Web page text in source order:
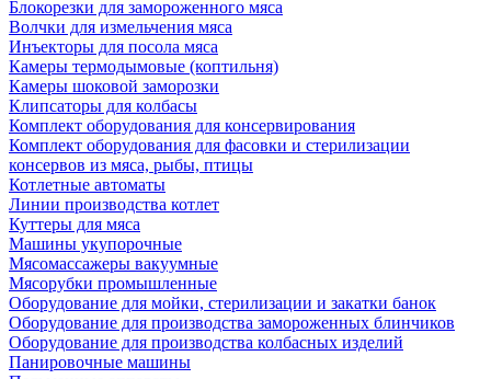
Блокорезки для замороженного мяса
Волчки для измельчения мяса
Инъекторы для посола мяса
Камеры термодымовые (коптильня)
Камеры шоковой заморозки
Клипсаторы для колбасы
Комплект оборудования для консервирования
Комплект оборудования для фасовки и стерилизации
консервов из мяса, рыбы, птицы
Котлетные автоматы
Линии производства котлет
Куттеры для мяса
Машины укупорочные
Мясомассажеры вакуумные
Мясорубки промышленные
Оборудование для мойки, стерилизации и закатки банок
Оборудование для производства замороженных блинчиков
Оборудование для производства колбасных изделий
Панировочные машины